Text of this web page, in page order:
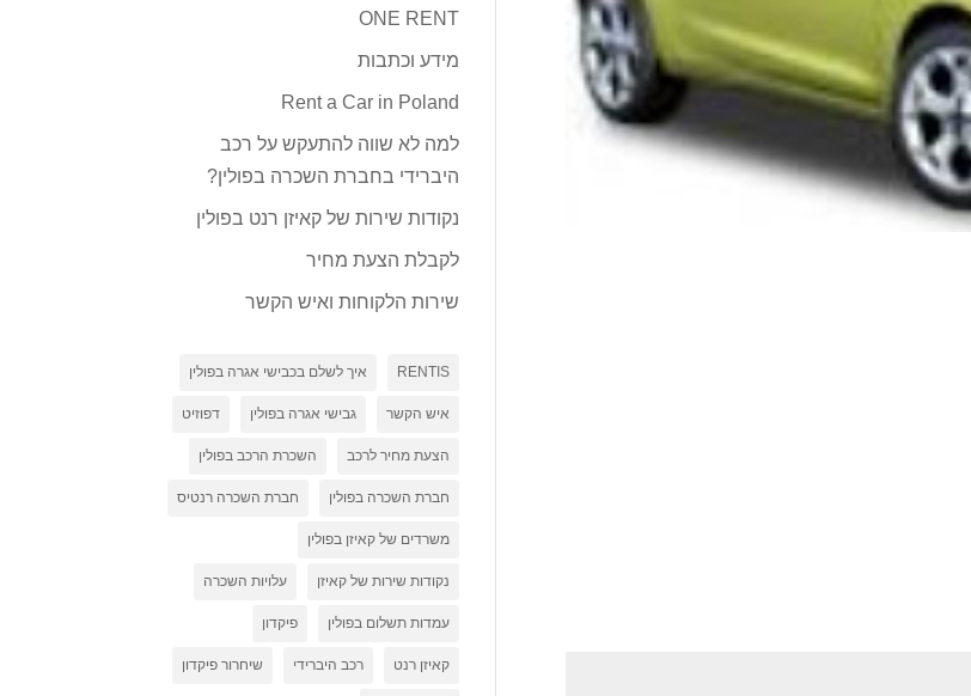
ONE RENT
מידע וכתבות
Rent a Car in Poland
למה לא שווה להתעקש על רכב
היברידי בחברת השכרה בפולין?
נקודות שירות של קאיזן רנט בפולין
לקבלת הצעת מחיר
שירות הלקוחות ואיש הקשר
RENTIS איך לשלם בכבישי אגרה בפולין
איש הקשר גבישי אגרה בפולין דפוזיט
הצעת מחיר לרכב השכרת הרכב בפולין
חברת השכרה בפולין חברת השכרה רנטיס
משרדים של קאיזן בפולין
נקודות שירות של קאיזן עלויות השכרה
עמדות תשלום בפולין פיקדון
קאיזן רנט רכב היברידי שיחרור פיקדון